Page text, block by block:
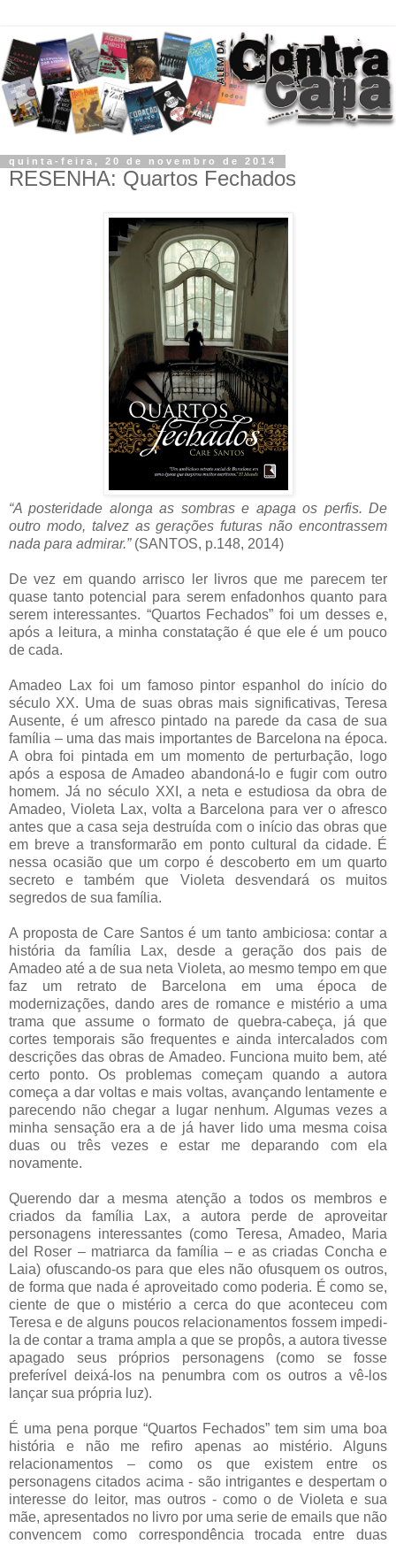
quinta-feira, 20 de novembro de 2014
RESENHA: Quartos Fechados
“A posteridade alonga as sombras e apaga os perfis. De
outro modo, talvez as gerações futuras não encontrassem
nada para admirar.”(SANTOS, p.148, 2014)
De vez em quando arrisco ler livros que me parecem ter
quase tanto potencial para serem enfadonhos quanto para
serem interessantes. “Quartos Fechados” foi um desses e,
após a leitura, a minha constatação é que ele é um pouco
de cada.
Amadeo Lax foi um famoso pintor espanhol do início do
século XX. Uma de suas obras mais significativas, Teresa
Ausente, é um afresco pintado na parede da casa de sua
família – uma das mais importantes de Barcelona na época.
A obra foi pintada em um momento de perturbação, logo
após a esposa de Amadeo abandoná-lo e fugir com outro
homem. Já no século XXI, a neta e estudiosa da obra de
Amadeo, Violeta Lax, volta a Barcelona para ver o afresco
antes que a casa seja destruída com o início das obras que
em breve a transformarão em ponto cultural da cidade. É
nessa ocasião que um corpo é descoberto em um quarto
secreto e também que Violeta desvendará os muitos
segredos de sua família.
A proposta de Care Santos é um tanto ambiciosa: contar a
história da família Lax, desde a geração dos pais de
Amadeo até a de sua neta Violeta, ao mesmo tempo em que
faz um retrato de Barcelona em uma época de
modernizações, dando ares de romance e mistério a uma
trama que assume o formato de quebra-cabeça, já que
cortes temporais são frequentes e ainda intercalados com
descrições das obras de Amadeo. Funciona muito bem, até
certo ponto. Os problemas começam quando a autora
começa a dar voltas e mais voltas, avançando lentamente e
parecendo não chegar a lugar nenhum. Algumas vezes a
minha sensação era a de já haver lido uma mesma coisa
duas ou três vezes e estar me deparando com ela
novamente.
Querendo dar a mesma atenção a todos os membros e
criados da família Lax, a autora perde de aproveitar
personagens interessantes (como Teresa, Amadeo, Maria
del Roser – matriarca da família – e as criadas Concha e
Laia) ofuscando-os para que eles não ofusquem os outros,
de forma que nada é aproveitado como poderia. É como se,
ciente de que o mistério a cerca do que aconteceu com
Teresa e de alguns poucos relacionamentos fossem impedi-
la de contar a trama ampla a que se propôs, a autora tivesse
apagado seus próprios personagens (como se fosse
preferível deixá-los na penumbra com os outros a vê-los
lançar sua própria luz).
É uma pena porque “Quartos Fechados” tem sim uma boa
história e não me refiro apenas ao mistério. Alguns
relacionamentos – como os que existem entre os
personagens citados acima - são intrigantes e despertam o
interesse do leitor, mas outros - como o de Violeta e sua
mãe, apresentados no livro por uma serie de emails que não
convencem como correspondência trocada entre duas